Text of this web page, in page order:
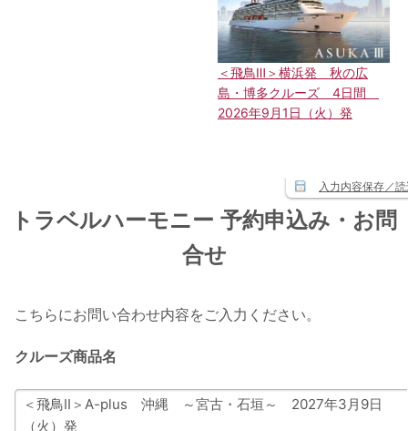
＜飛鳥Ⅲ＞横浜発 秋の広
島・博多クルーズ 4日間
2026年9月1日（火）発